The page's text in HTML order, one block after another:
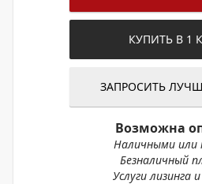
КУПИТЬ В 1
ЗАПРОСИТЬ
Возможна
Наличными или
Безналичный
Услуги лизинга